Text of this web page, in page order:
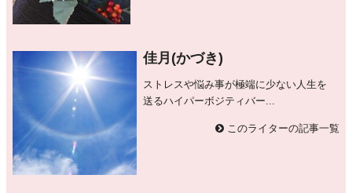
佳月(かづき)
ストレスや悩み事が極端に少ない人生を
送るハイパーボジティバー...
このライターの記事一覧